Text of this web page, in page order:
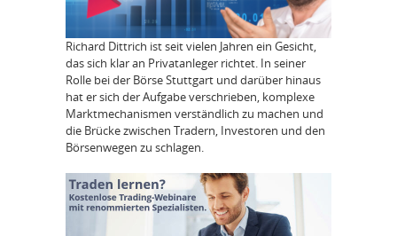
Richard Dittrich ist seit vielen Jahren ein Gesicht,
das sich klar an Privatanleger richtet. In seiner
Rolle bei der Börse Stuttgart und darüber hinaus
hat er sich der Aufgabe verschrieben, komplexe
Marktmechanismen verständlich zu machen und
die Brücke zwischen Tradern, Investoren und den
Börsenwegen zu schlagen.